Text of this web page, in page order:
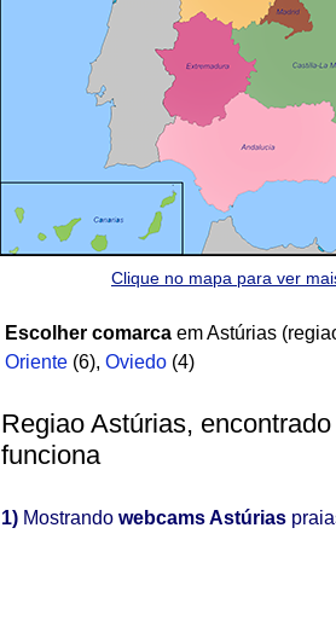
Clique no mapa para ver
Escolher comarca em Astúrias
Oriente (6), Oviedo (4)
Regiao Astúrias,
funciona
1) Mostrando webcams Astúrias